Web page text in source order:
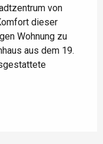
von
dieser
Wohnung zu
aus dem 19.